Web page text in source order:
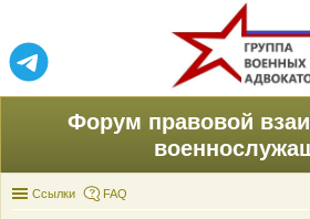
Форум правовой
Ссылки FAQ